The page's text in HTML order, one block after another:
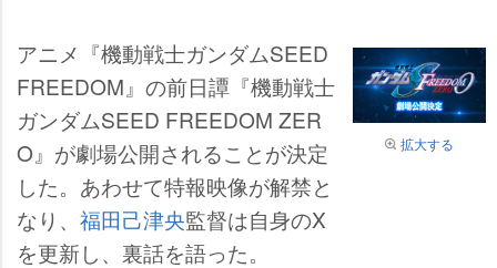
拡大する
アニメ『機動戦士ガンダムSEED
FREEDOM』の前日譚『機動戦士
ガンダムSEED FREEDOM ZER
O』が劇場公開されることが決定
した。あわせて特報映像が解禁と
なり、 福田己津央監督は自身のX
を更新し、裏話を語った。